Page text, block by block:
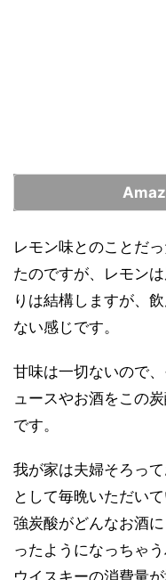
レモン味とのことだ
たのですが、レモン
りは結構しますが、
ない感じです。
甘味は一切ないので
ュースやお酒をこの
です。
我が家は夫婦そろっ
として毎晩いただい
強炭酸がどんなお酒
ったようになっちゃ